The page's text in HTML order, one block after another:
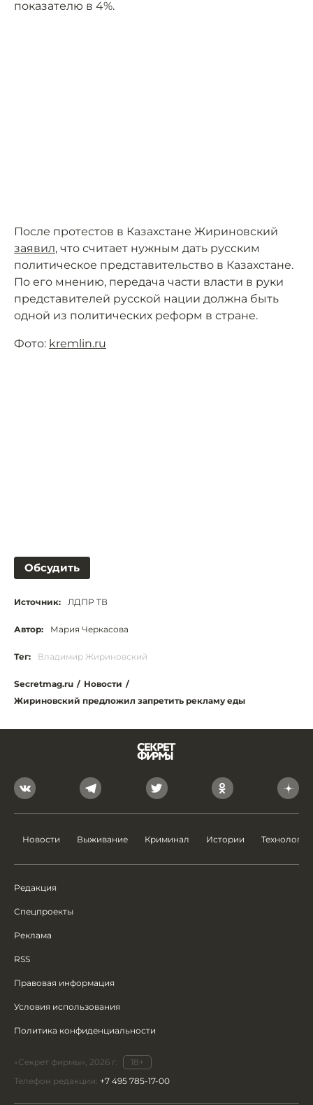
показателю в 4%.
После протестов в Казахстане Жириновский
заявил, что считает нужным дать русским
политическое представительство в Казахстане.
По его мнению, передача части власти в руки
представителей русской нации должна быть
одной из политических реформ в стране.
Фото: kremlin.ru
Обсудить
Источник: ЛДПР ТВ
Автор: Мария Черкасова
Тег: Владимир Жириновский
Secretmag.ru / Новости /
Жириновский предложил запретить рекламу еды
Новости Выживание Криминал Истории Технологии
Редакция
Спецпроекты
Реклама
RSS
Правовая информация
Условия использования
Политика конфиденциальности
«Секрет фирмы», 2026 г.
18+
Телефон редакции: +7 495 785-17-00